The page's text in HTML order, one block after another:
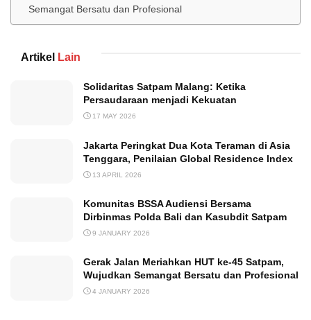
Semangat Bersatu dan Profesional
Artikel Lain
Solidaritas Satpam Malang: Ketika
Persaudaraan menjadi Kekuatan
17 MAY 2026
Jakarta Peringkat Dua Kota Teraman di Asia
Tenggara, Penilaian Global Residence Index
13 APRIL 2026
Komunitas BSSA Audiensi Bersama
Dirbinmas Polda Bali dan Kasubdit Satpam
9 JANUARY 2026
Gerak Jalan Meriahkan HUT ke-45 Satpam,
Wujudkan Semangat Bersatu dan Profesional
4 JANUARY 2026